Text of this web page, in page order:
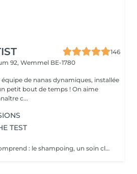
146
92, Wemmel BE-1780
de nanas dynamiques, installée
petit bout de temps ! On aime
c...
TEST
Notre forfait Brushing comprend : le shampoing, un soin classique, un fixant et de la laque pour une tenue parfaite. Vous pouvez également ajouter un spa mist ou un soin profond en supplément.